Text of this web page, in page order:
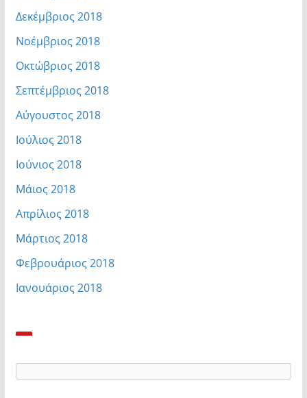
Δεκέμβριος 2018
Νοέμβριος 2018
Οκτώβριος 2018
Σεπτέμβριος 2018
Αύγουστος 2018
Ιούλιος 2018
Ιούνιος 2018
Μάιος 2018
Απρίλιος 2018
Μάρτιος 2018
Φεβρουάριος 2018
Ιανουάριος 2018